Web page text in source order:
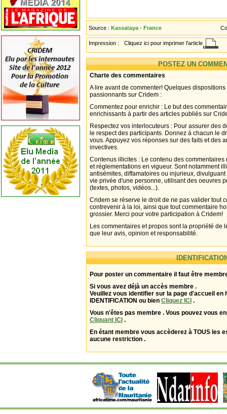
Source : Kassataya - France
Impression : Cliquez ici pour imprimer l'article
POSTEZ UN
Charte des commentaires
A lire avant de commenter! Quelques
passionnants sur Cridem :
Commentez pour enrichir : Le but des
enrichissants à partir des articles publiés sur
Respectez vos interlocuteurs : Pour assurer des
le respect des participants. Donnez à chacun le
vous. Appuyez vos réponses sur des faits et des
invectives.
Contenus illicites : Le contenu des
et réglementations en vigueur. Sont notamment
antisémites, diffamatoires ou injurieux,
vie privée d'une personne, utilisant des oeuvres
(textes, photos, vidéos...).
Cridem se réserve le droit de ne pas valider tout
contrevenir à la loi, ainsi que tout commentaire
grossier. Merci pour votre participation à Cridem!
Les commentaires et propos sont la propriété de
que leur avis, opinion et responsabilité.
Pour poster un commentaire il faut être
Si vous avez déjà un accès membre .
Veuillez vous identifier sur la page d'accueil en
IDENTIFICATION ou bien Cliquez ICI .
Vous n'êtes pas membre . Vous pouvez vous
Cliquant ICI .
En étant membre vous accèderez à TOUS les
aucune restriction .